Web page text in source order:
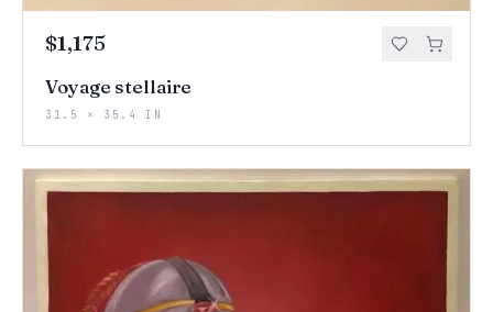
$1,175
Voyage stellaire
31.5 × 35.4 IN